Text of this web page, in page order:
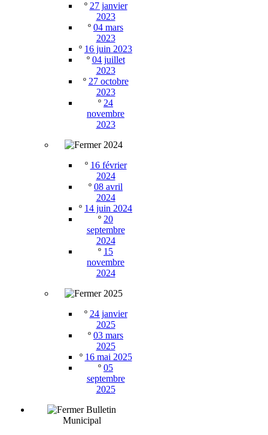
º 27 janvier
2023
º 04 mars
2023
º 16 juin 2023
º 04 juillet
2023
º 27 octobre
2023
º 24
novembre
2023
2024
º 16 février
2024
º 08 avril
2024
º 14 juin 2024
º 20
septembre
2024
º 15
novembre
2024
2025
º 24 janvier
2025
º 03 mars
2025
º 16 mai 2025
º 05
septembre
2025
Bulletin
Municipal